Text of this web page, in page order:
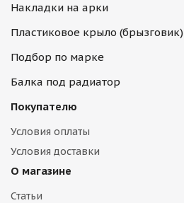
Накладки на арки
Пластиковое крыло (брызговик)
Подбор по марке
Балка под радиатор
Покупателю
Условия оплаты
Условия доставки
О магазине
Статьи